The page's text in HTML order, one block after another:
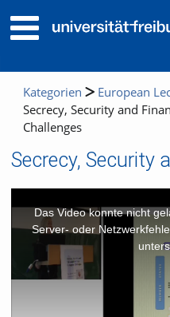
Kategorien
European
Secrecy, Security and
Challenges
a
window.
Das Video konnte nicht
Server- oder